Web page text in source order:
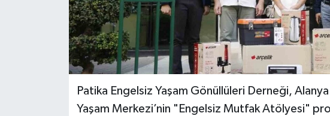
Patika Engelsiz Yaşam Gönüllüleri Derneği,
Yaşam Merkezi’nin "Engelsiz Mutfak Atölyesi"